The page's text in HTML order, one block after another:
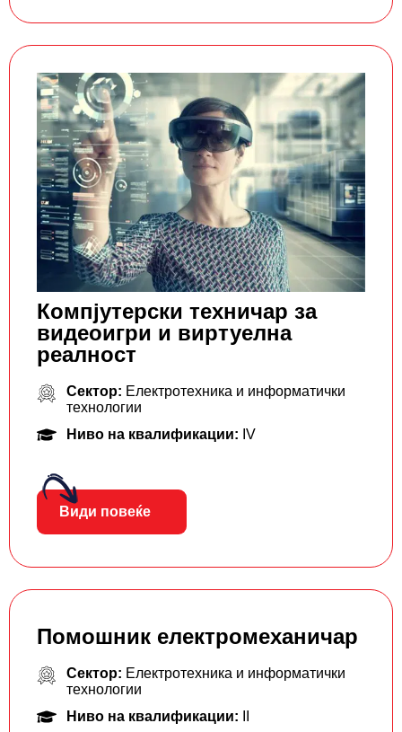
Компјутерски техничар за
видеоигри и виртуелна
реалност
Сектор: Електротехника и информатички
технологии
Ниво на квалификации: IV
Види повеќе
Помошник електромеханичар
Сектор: Електротехника и информатички
технологии
Ниво на квалификации: